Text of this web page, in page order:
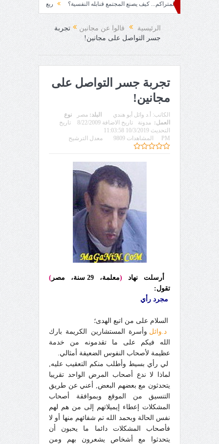
المتراكم... كيف يصنع المجتمع قنابله النفسية؟ ربع قرن!! رزقٌ من يستكثره؟!
الرئيسية قالوا عن مجانين
تجربة
جسر التواصل على مجانين!
تجربة جسر التواصل على
مجانين!
الكاتب: أ.د وائل أبو هندي البلد: مصر
نوع
العمل: مدونة تاريخ الاضافة 8/22/2009
تاريخ
التحديث 10/3/2019 11:03:58
PM
المشاهدات 9809 معدل الترشيح
أرسلت نهاد (معلمة، 29 سنة، مصر
)
تقول:
مجرد رأي
السلام على من اتبع الهدى؛
د.وائل وأسرة المستشارين الكريمة بارك
الله فيكم على ما تقدمونه من خدمة
عظيمة لأصحاب النفوس الضعيفة أمثالي.
لي رأي بسيط وأطلب منكم التعقيب عليه,
لماذا لا ندع أصحاب المرض الواحد تقريبا
يتحدثون مع بعضهم البعض, أعني عن طريق
التنسيق من الموقع وبموافقة أصحاب
المشكلات إعطاء إيميلاتهم إلى من هم لهم
نفس الحالة وبحمد الله تم شفائهم منها أو لا
فأصحاب المشكلات دائما ما يحبون أن
يتحدثوا مع أشخاص يشعرون بهم ومن